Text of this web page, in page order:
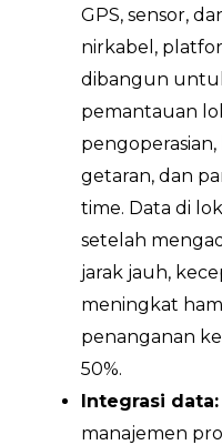
GPS, sensor,
nirkabel,
dibangun
pemantauan
getaran, dan
time. Data di
setelah
jarak jauh,
meningkat
penanganan
50%.
Integrasi data:
manajemen